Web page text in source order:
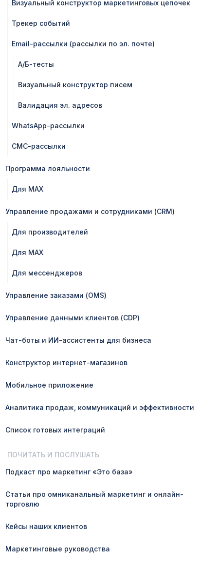
Визуальный конструктор маркетинговых цепочек
Трекер событий
Email-рассылки (рассылки по эл. почте)
А/Б-тесты
Визуальный конструктор писем
Валидация эл. адресов
WhatsApp-рассылки
СМС-рассылки
Программа лояльности
Для MAX
Управление продажами и сотрудниками (CRM)
Для производителей
Для MAX
Для мессенджеров
Управление заказами (OMS)
Управление данными клиентов (CDP)
Чат-боты и ИИ-ассистенты для бизнеса
Конструктор интернет-магазинов
Мобильное приложение
Аналитика продаж, коммуникаций и эффективности
Список готовых интеграций
ПОЧИТАТЬ И ПОСЛУШАТЬ
Подкаст про маркетинг «Это база»
Статьи про омниканальный маркетинг и онлайн-
торговлю
Кейсы наших клиентов
Маркетинговые руководства